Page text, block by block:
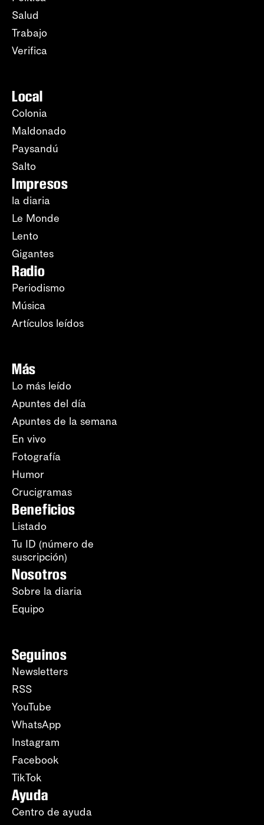
Salud
Trabajo
Verifica
Local
Colonia
Maldonado
Paysandú
Salto
Impresos
la diaria
Le Monde
Lento
Gigantes
Radio
Periodismo
Música
Artículos leídos
Más
Lo más leído
Apuntes del día
Apuntes de la semana
En vivo
Fotografía
Humor
Crucigramas
Beneficios
Listado
Tu ID (número de
suscripción)
Nosotros
Sobre la diaria
Equipo
Seguinos
Newsletters
RSS
YouTube
WhatsApp
Instagram
Facebook
TikTok
Ayuda
Centro de ayuda